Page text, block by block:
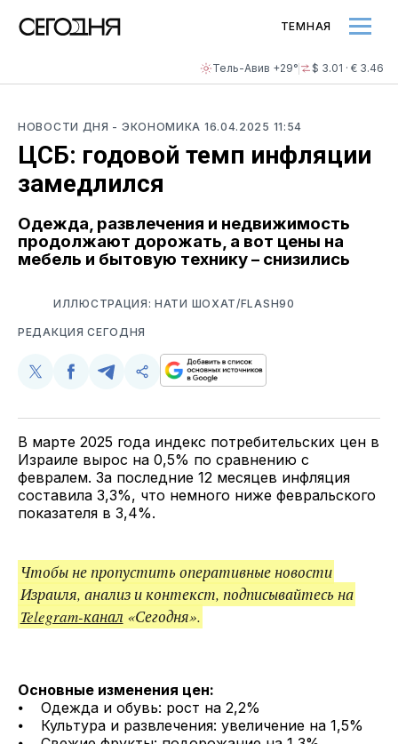
Тель-Авив +29° $ 3.01 · € 3.46
ТЕМНАЯ
НОВОСТИ ДНЯ - ЭКОНОМИКА 16.04.2025 11:54
ЦСБ: годовой темп инфляции
замедлился
Одежда, развлечения и недвижимость
продолжают дорожать, а вот цены на
мебель и бытовую технику – снизились
ИЛЛЮСТРАЦИЯ: НАТИ ШОХАТ/FLASH90
РЕДАКЦИЯ СЕГОДНЯ
Поделиться
Twitter
Поделиться
Facebook
Поделиться
Telegram
Скопируйте
поделитесь
В марте 2025 года индекс потребительских цен в
Израиле вырос на 0,5% по сравнению с
февралем. За последние 12 месяцев инфляция
составила 3,3%, что немного ниже февральского
показателя в 3,4%.
Чтобы не пропустить оперативные новости
Израиля, анализ и контекст, подписывайтесь на
Telegram-канал «Сегодня».
Основные изменения цен:
⦁ Одежда и обувь: рост на 2,2%
⦁ Культура и развлечения: увеличение на 1,5%